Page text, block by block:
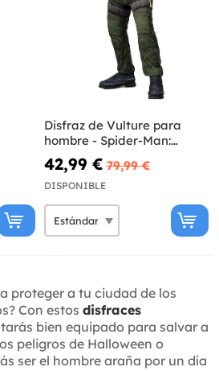
Disfraz de Vulture para
hombre - Spider-Man:
Homecoming
42,99 € 79,99 €
DISPONIBLE
proteger a tu ciudad de los
Con estos disfraces
bien equipado para salvar a
peligros de Halloween o
ser el hombre araña por un día